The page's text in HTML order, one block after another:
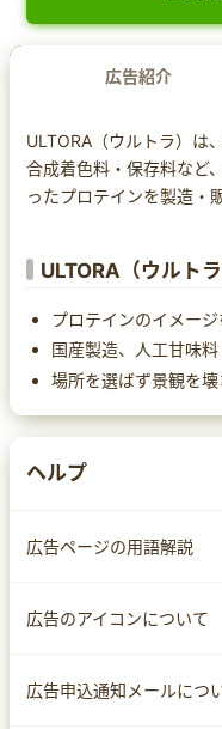
広告紹介
ULTORA（ウルトラ）は
合成着色料・保存料など
ったプロテインを製造・
ULTORA（ウルト
プロテインのイメー
国産製造、人工甘味
場所を選ばず景観を
ヘルプ
広告ページの用語解説
広告のアイコンについて
広告申込通知メールにつ